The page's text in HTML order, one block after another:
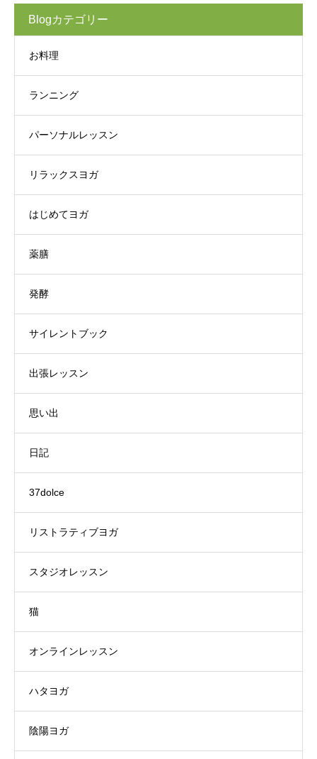
Blogカテゴリー
お料理
ランニング
パーソナルレッスン
リラックスヨガ
はじめてヨガ
薬膳
発酵
サイレントブック
出張レッスン
思い出
日記
37dolce
リストラティブヨガ
スタジオレッスン
猫
オンラインレッスン
ハタヨガ
陰陽ヨガ